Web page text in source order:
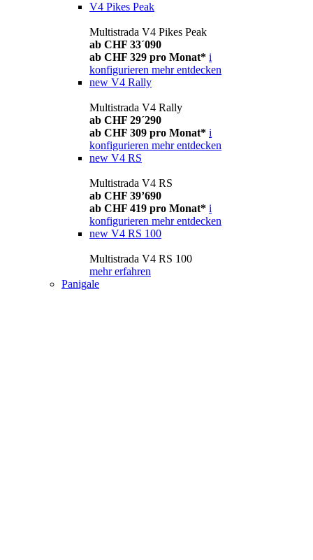
V4 Pikes Peak
Multistrada V4 Pikes Peak
ab CHF 33´090
ab CHF 329 pro Monat* i
konfigurieren mehr entdecken
new V4 Rally
Multistrada V4 Rally
ab CHF 29´290
ab CHF 309 pro Monat* i
konfigurieren mehr entdecken
new V4 RS
Multistrada V4 RS
ab CHF 39’690
ab CHF 419 pro Monat* i
konfigurieren mehr entdecken
new V4 RS 100
Multistrada V4 RS 100
mehr erfahren
Panigale